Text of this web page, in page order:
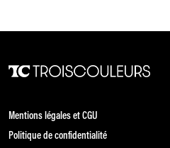
Mentions légales et CGU
Politique de confidentialité